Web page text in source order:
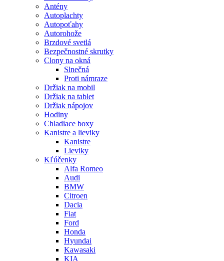
Antény
Autoplachty
Autopoťahy
Autorohože
Brzdové svetlá
Bezpečnostné skrutky
Clony na okná
Slnečná
Proti námraze
Držiak na mobil
Držiak na tablet
Držiak nápojov
Hodiny
Chladiace boxy
Kanistre a lieviky
Kanistre
Lieviky
Kľúčenky
Alfa Romeo
Audi
BMW
Citroen
Dacia
Fiat
Ford
Honda
Hyundai
Kawasaki
KIA